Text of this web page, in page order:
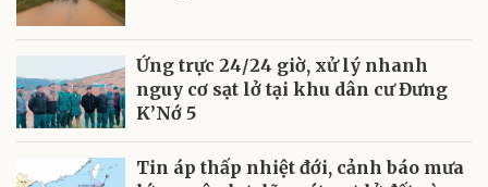
Ứng trực 24/24 giờ, xử lý nhanh
nguy cơ sạt lở tại khu dân cư Đưng
K’Nớ 5
Tin áp thấp nhiệt đới, cảnh báo mưa